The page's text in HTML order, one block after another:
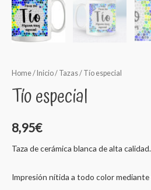
Home/ Inicio/ Tazas/ Tío especial
Tío especial
8,95€
Taza de cerámica blanca de alta
Impresión nítida a todo color